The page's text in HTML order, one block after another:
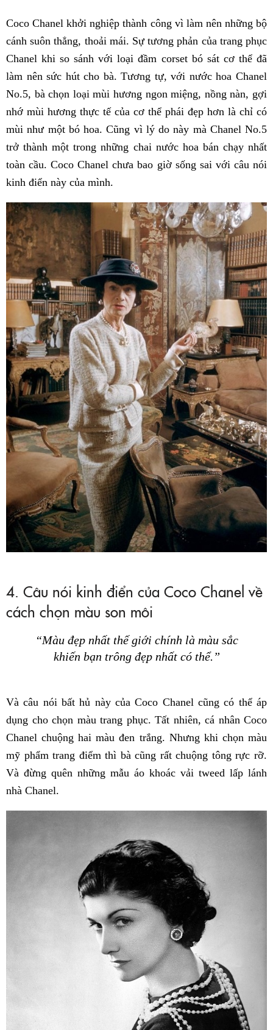
Coco Chanel khởi nghiệp thành công vì làm nên những bộ
cánh suôn thẳng, thoải mái. Sự tương phản của trang phục
Chanel khi so sánh với loại đầm corset bó sát cơ thể đã
làm nên sức hút cho bà. Tương tự, với nước hoa Chanel
No.5, bà chọn loại mùi hương ngon miệng, nồng nàn, gợi
nhớ mùi hương thực tế của cơ thể phái đẹp hơn là chỉ có
mùi như một bó hoa. Cũng vì lý do này mà Chanel No.5
trở thành một trong những chai nước hoa bán chạy nhất
toàn cầu. Coco Chanel chưa bao giờ sống sai với câu nói
kinh điển này của mình.
4. Câu nói kinh điển của Coco Chanel về
cách chọn màu son môi
“Màu đẹp nhất thế giới chính là màu sắc
khiến bạn trông đẹp nhất có thể.”
Và câu nói bất hủ này của Coco Chanel cũng có thể áp
dụng cho chọn màu trang phục. Tất nhiên, cá nhân Coco
Chanel chuộng hai màu đen trắng. Nhưng khi chọn màu
mỹ phẩm trang điểm thì bà cũng rất chuộng tông rực rỡ.
Và đừng quên những mẫu áo khoác vải tweed lấp lánh
nhà Chanel.